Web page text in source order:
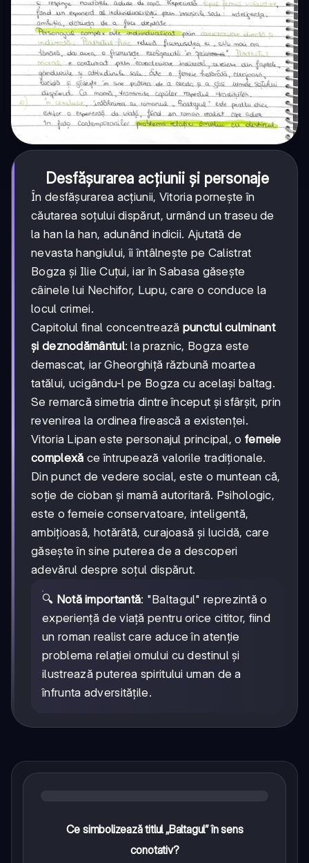
Desfășurarea acțiunii și personaje
În desfășurarea acțiunii, Vitoria pornește în
căutarea soțului dispărut, urmând un traseu de
la han la han, adunând indicii. Ajutată de
nevasta hangiului, îi întâlnește pe Calistrat
Bogza și Ilie Cuțui, iar în Sabasa găsește
câinele lui Nechifor, Lupu, care o conduce la
locul crimei.
Capitolul final concentrează punctul culminant
și deznodământul: la praznic, Bogza este
demascat, iar Gheorghiță răzbună moartea
tatălui, ucigându-l pe Bogza cu același baltag.
Se remarcă simetria dintre început și sfârșit, prin
revenirea la ordinea firească a existenței.
Vitoria Lipan este personajul principal, o femeie
complexă ce întrupează valorile tradiționale.
Din punct de vedere social, este o muntean că,
soție de cioban și mamă autoritară. Psihologic,
este o femeie conservatoare, inteligentă,
ambițioasă, hotărâtă, curajoasă și lucidă, care
găsește în sine puterea de a descoperi
adevărul despre soțul dispărut.
🔍 Notă importantă: "Baltagul" reprezintă o
experiență de viață pentru orice cititor, fiind
un roman realist care aduce în atenție
problema relației omului cu destinul și
ilustrează puterea spiritului uman de a
înfrunta adversitățile.
Ce simbolizează titlul „Baltagul” în sens
conotativ?